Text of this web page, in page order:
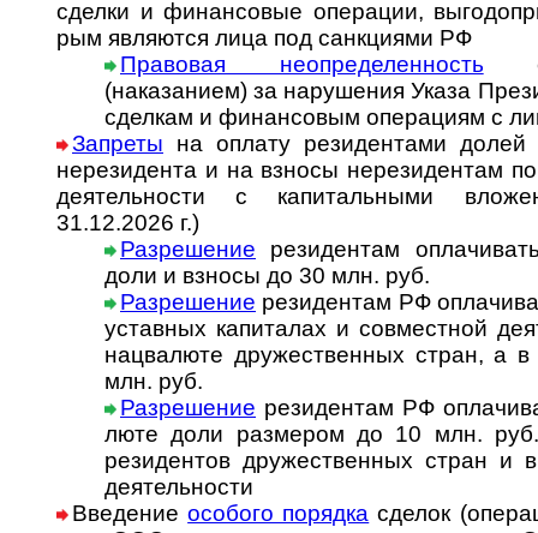
сделки и финан­совые опе­ра­ции,
рым явля­ются лица под санк­циями РФ
Правовая неопределенность с
(наказанием) за нару­ше­ния Указа
сдел­кам и финан­со­вым опе­ра­циям с
Запреты на оплату резидентами
нере­зи­дента и на взносы нере­зи­ден­там
деятель­ности с капи­таль­ными
31.12.2026 г.)
Разрешение резидентам
доли и взносы до 30 млн. руб.
Разрешение резидентам РФ
ус­тав­ных ка­пи­та­лах и со­вмест­ной
нац­ва­люте дру­жест­вен­ных стран, а
млн. руб.
Разрешение резидентам РФ
люте доли раз­ме­ром до 10 млн. руб.
рези­ден­тов дру­жест­вен­ных стран и
дея­тель­ности
Введениеособого порядка сделок